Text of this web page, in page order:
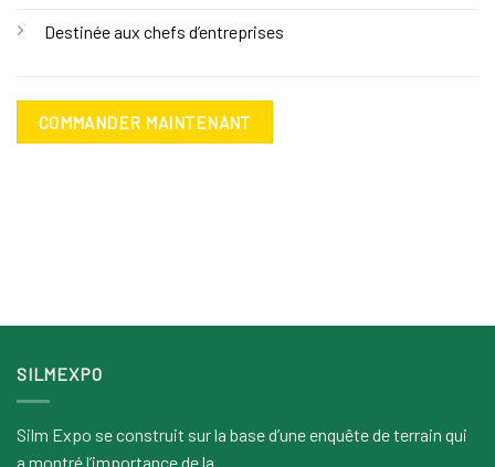
Destinée aux chefs d’entreprises
COMMANDER MAINTENANT
SILMEXPO
Silm Expo se construit sur la base d’une enquête de terrain qui
a montré l’importance de la